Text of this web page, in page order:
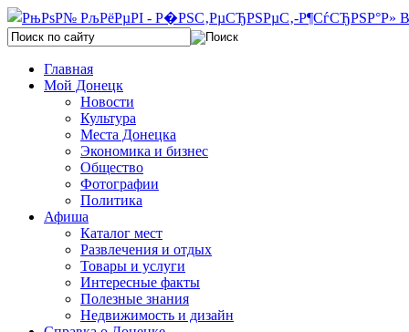
Главная
Мой Донецк
Новости
Культура
Места Донецка
Экономика и бизнес
Общество
Фотографии
Политика
Афиша
Каталог мест
Развлечения и отдых
Товары и услуги
Интересные факты
Полезные знания
Недвижимость и дизайн